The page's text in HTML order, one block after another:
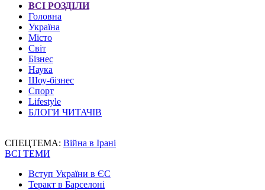
ВСІ РОЗДІЛИ
Головна
Україна
Місто
Світ
Бізнес
Наука
Шоу-бізнес
Спорт
Lifestyle
БЛОГИ ЧИТАЧІВ
СПЕЦТЕМА: Війна в Ірані
ВСІ ТЕМИ
Вступ України в ЄС
Теракт в Барселоні